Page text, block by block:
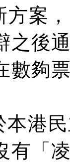
方案
之後
數夠
本港
有「